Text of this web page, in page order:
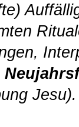
Jesu).